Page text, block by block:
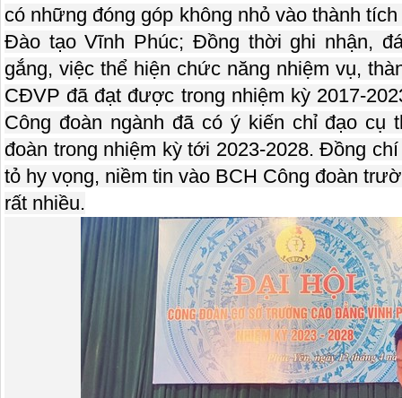
có những đóng góp không nhỏ vào thành
Đào tạo Vĩnh Phúc; Đồng thời ghi nhận,
gắng, việc thể hiện chức năng nhiệm vụ,
CĐVP đã đạt được trong nhiệm kỳ 2017-
Công đoàn ngành đã có ý kiến chỉ đạo cụ
đoàn trong nhiệm kỳ tới 2023-2028. Đồng
tỏ hy vọng, niềm tin vào BCH Công đoàn
rất nhiều.